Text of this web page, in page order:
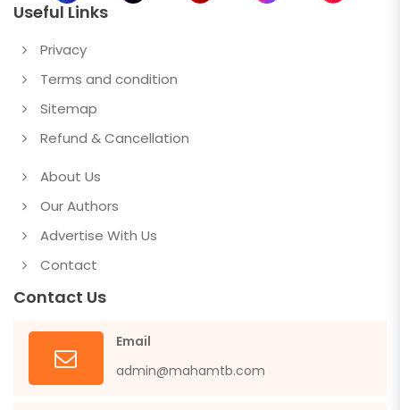
Useful Links
Privacy
Terms and condition
Sitemap
Refund & Cancellation
About Us
Our Authors
Advertise With Us
Contact
Contact Us
Email
admin@mahamtb.com